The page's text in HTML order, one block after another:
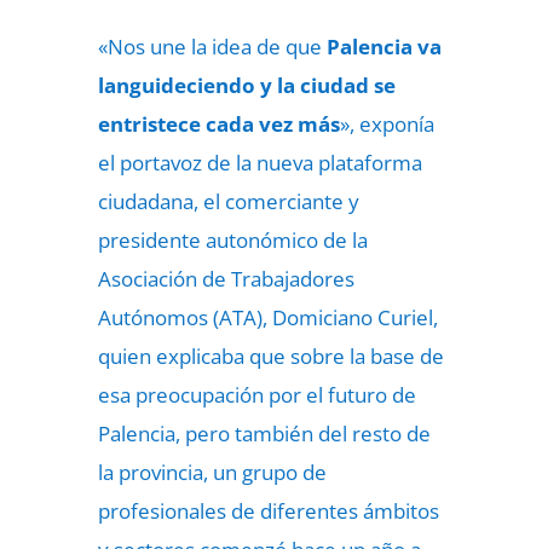
«Nos une la idea de que Palencia va
languideciendo y la ciudad se
entristece cada vez más», exponía
el portavoz de la nueva plataforma
ciudadana, el comerciante y
presidente autonómico de la
Asociación de Trabajadores
Autónomos (ATA), Domiciano Curiel,
quien explicaba que sobre la base de
esa preocupación por el futuro de
Palencia, pero también del resto de
la provincia, un grupo de
profesionales de diferentes ámbitos